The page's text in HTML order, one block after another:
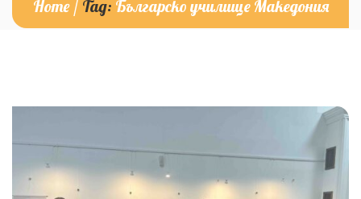
Home / Tag: Българско училище Македония